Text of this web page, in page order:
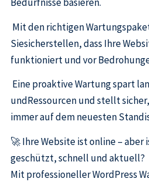
Mit den richtigen
Siesicherstellen, dass Ihre
funktioniert und vor
Eine proaktive Wartung spart
undRessourcen und stellt
immer auf dem neuesten
🚀 Ihre Website ist online – aber
geschützt, schnell und aktuell?
Mit professioneller WordPress